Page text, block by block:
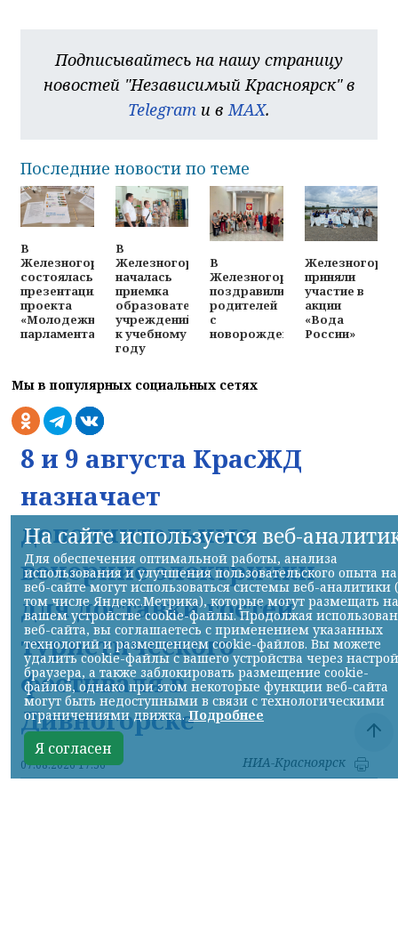
Подписывайтесь на нашу страницу
новостей "Независимый Красноярск" в
Telegram и вMAX.
Последние новости по теме
В
Железногорске
состоялась
презентация
проекта
«Молодежного
парламента»
В
Железногорске
началась
приемка
образовательных
учреждений
к учебному
году
В
Железногорске
поздравили
родителей
с
новорожденными
приняли
участие в
акции
«Вода
России»
Мы в популярных социальных сетях
8 и 9 августа КрасЖД
назначает
дополнительные
вечерние электрички
для доставки гостей
туристического
фестиваля в
Дивногорске
07.08.2026 17:56 НИА-Красноярск
На сайте используется веб-
Для обеспечения оптимальной работы, анализа
использования и улучшения пользовательского опыта на
веб-сайте могут использоваться системы веб-аналитики
том числе Яндекс.Метрика), которые могут размещать на
вашем устройстве cookie-файлы. Продолжая
веб-сайта, вы соглашаетесь с применением указанных
технологий и размещением cookie-файлов. Вы можете
удалить cookie-файлы с вашего устройства через
браузера, а также заблокировать размещение cookie-
файлов, однако при этом некоторые функции веб-сайта
могут быть недоступными в связи с технологическими
ограничениями движка.Подробнее
Я согласен